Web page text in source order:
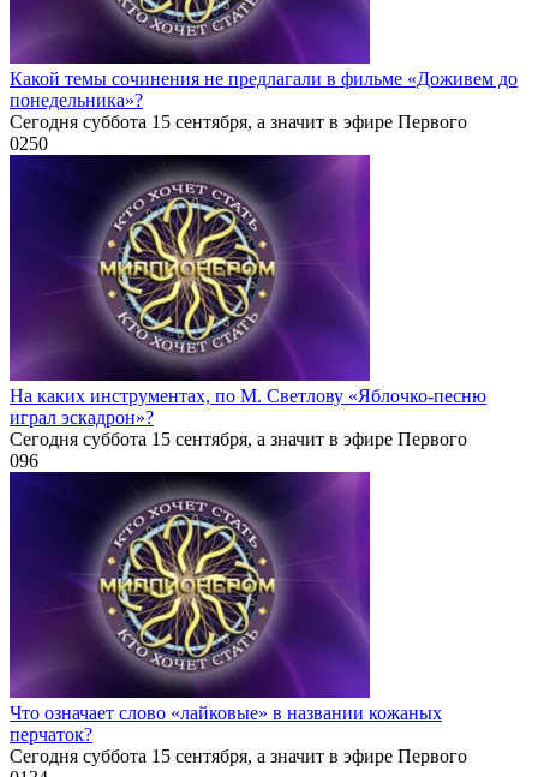
Какой темы сочинения не предлагали в фильме «Доживем до
понедельника»?
Сегодня суббота 15 сентября, а значит в эфире Первого
0250
На каких инструментах, по М. Светлову «Яблочко-песню
играл эскадрон»?
Сегодня суббота 15 сентября, а значит в эфире Первого
096
Что означает слово «лайковые» в названии кожаных
перчаток?
Сегодня суббота 15 сентября, а значит в эфире Первого